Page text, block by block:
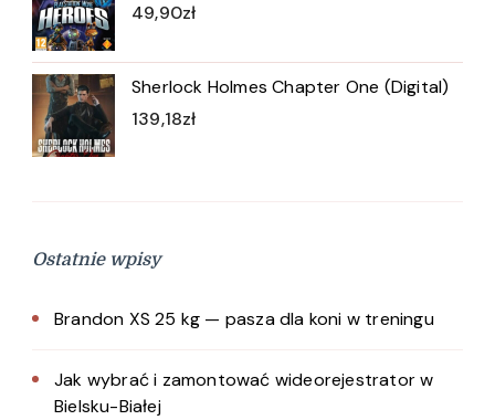
49,90zł
Sherlock Holmes Chapter One (Digital)
139,18zł
Ostatnie wpisy
Brandon XS 25 kg — pasza dla koni w treningu
Jak wybrać i zamontować wideorejestrator w
Bielsku-Białej